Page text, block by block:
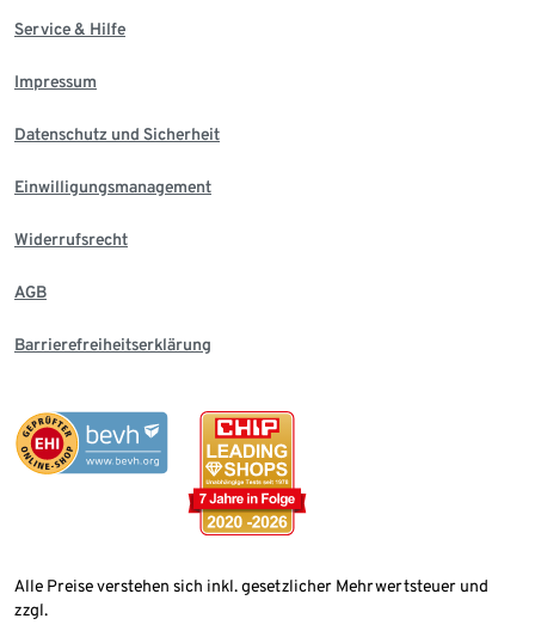
Service & Hilfe
Impressum
Datenschutz und Sicherheit
Einwilligungsmanagement
Widerrufsrecht
AGB
Barrierefreiheitserklärung
Alle Preise verstehen sich inkl. gesetzlicher Mehrwertsteuer und
zzgl.